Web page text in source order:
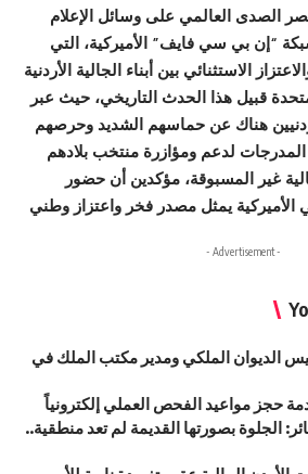
الصدى العالمي على وسائل الإعلام
“إن بي سي فايف” الأميركية، التي
الاستثنائي بين أبناء الجالية الأردنية
قبيل هذا الحدث التاريخي، حيث عبر
هناك عن حماسهم الشديد وحرصهم
لدعم ومؤازرة منتخب بلادهم
غير المسبوقة، مؤكدين أن حضور
الأميركية يمثل مصدر فخر واعتزاز وطني
- Advertisement -
الديوان الملكي ومدير مكتب الملك في
حجز مواعيد الفحص العملي إلكترونياً
الجلوة بصورتها القديمة لم تعد منطقية..